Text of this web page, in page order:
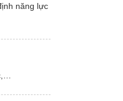
năng lực